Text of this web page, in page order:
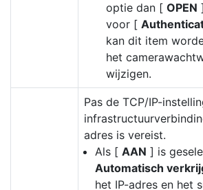
optie dan [ OPEN
voor [
kan dit item
het
wijzigen.
Pas de TCP/IP-
adres is vereist.
Als [ AAN ] is
Automatisch
het IP-adres en het